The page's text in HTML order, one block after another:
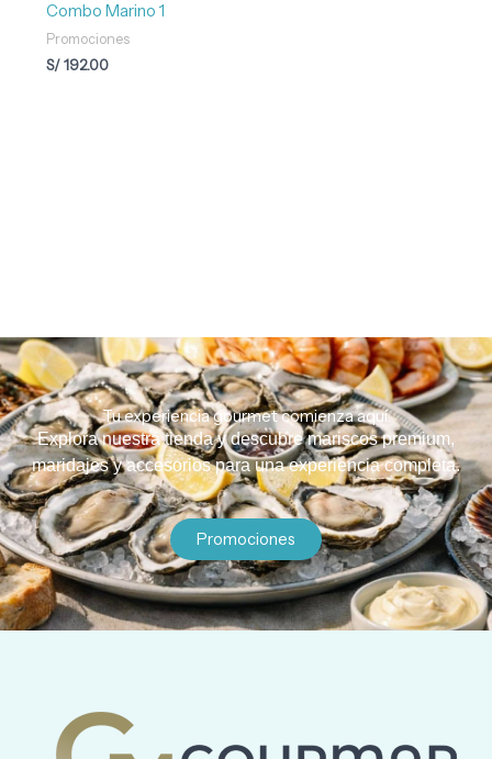
Combo Marino 1
Promociones
S/192.00
Tu experiencia gourmet comienza aquí.
Explora nuestra tienda y descubre mariscos premium,
maridajes y accesorios para una experiencia completa.
Promociones